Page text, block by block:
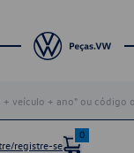
registre-se
0